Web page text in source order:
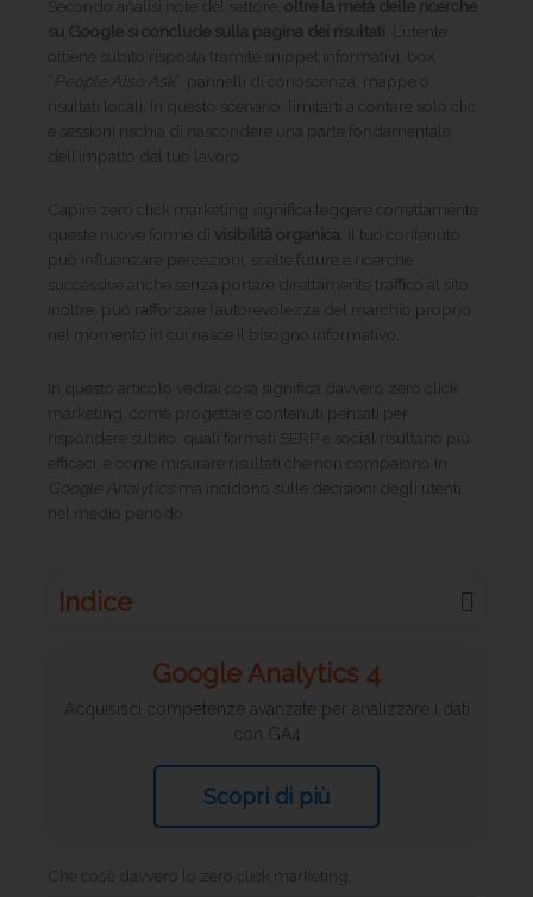
Secondo analisi note del settore, oltre la metà delle ricerche
su Google si conclude sulla pagina dei risultati . L’utente
ottiene subito risposta tramite snippet informativi, box
“ People Also Ask
”, pannelli di conoscenza, mappe o
risultati locali. In questo scenario, limitarti a contare solo clic
e sessioni rischia di nascondere una parte fondamentale
dell’impatto del tuo lavoro.
Capire zero click marketing significa leggere correttamente
queste nuove forme di visibilità organica . Il tuo contenuto
può influenzare percezioni, scelte future e ricerche
successive anche senza portare direttamente traffico al sito.
Inoltre, può rafforzare l’autorevolezza del marchio proprio
nel momento in cui nasce il bisogno informativo.
In questo articolo vedrai cosa significa davvero zero click
marketing, come progettare contenuti pensati per
rispondere subito, quali formati SERP e social risultano più
efficaci, e come misurare risultati che non compaiono in
Google Analytics
ma incidono sulle decisioni degli utenti
nel medio periodo.
Indice
Google Analytics 4
Acquisisci competenze avanzate per analizzare i dati
con GA4
Scopri di più
Che cos’è davvero lo zero click marketing